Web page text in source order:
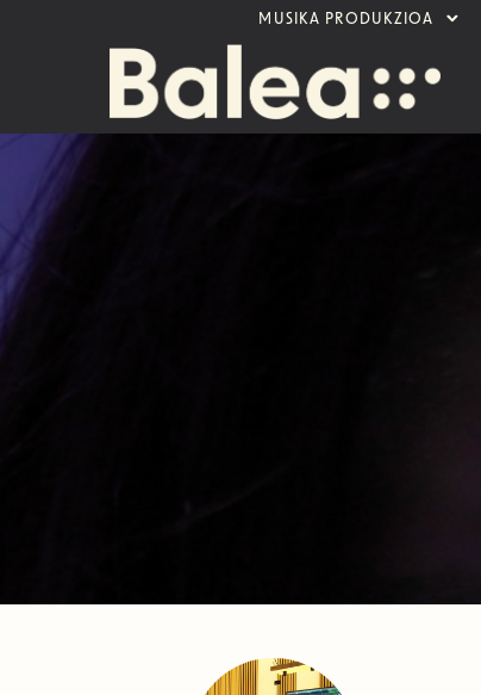
MUSIKA PRODUKZIOA